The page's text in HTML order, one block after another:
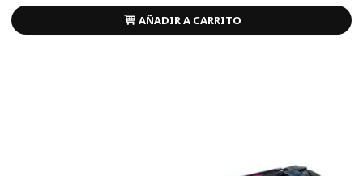
AÑADIR A CARRITO